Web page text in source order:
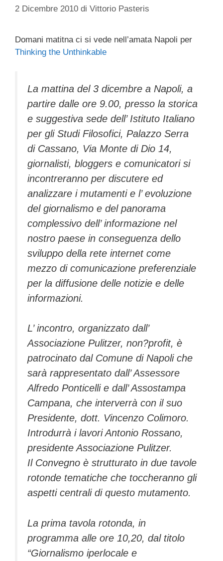
2 Dicembre 2010 di Vittorio Pasteris
Domani matitna ci si vede nell’amata Napoli per
Thinking the Unthinkable
La mattina del 3 dicembre a Napoli, a
partire dalle ore 9.00, presso la storica
e suggestiva sede dell’ Istituto Italiano
per gli Studi Filosofici, Palazzo Serra
di Cassano, Via Monte di Dio 14,
giornalisti, bloggers e comunicatori si
incontreranno per discutere ed
analizzare i mutamenti e l’ evoluzione
del giornalismo e del panorama
complessivo dell’ informazione nel
nostro paese in conseguenza dello
sviluppo della rete internet come
mezzo di comunicazione preferenziale
per la diffusione delle notizie e delle
informazioni.
L’ incontro, organizzato dall’
Associazione Pulitzer, non?profit, è
patrocinato dal Comune di Napoli che
sarà rappresentato dall’ Assessore
Alfredo Ponticelli e dall’ Assostampa
Campana, che interverrà con il suo
Presidente, dott. Vincenzo Colimoro.
Introdurrà i lavori Antonio Rossano,
presidente Associazione Pulitzer.
Il Convegno è strutturato in due tavole
rotonde tematiche che toccheranno gli
aspetti centrali di questo mutamento.
La prima tavola rotonda, in
programma alle ore 10,20, dal titolo
“Giornalismo iperlocale e